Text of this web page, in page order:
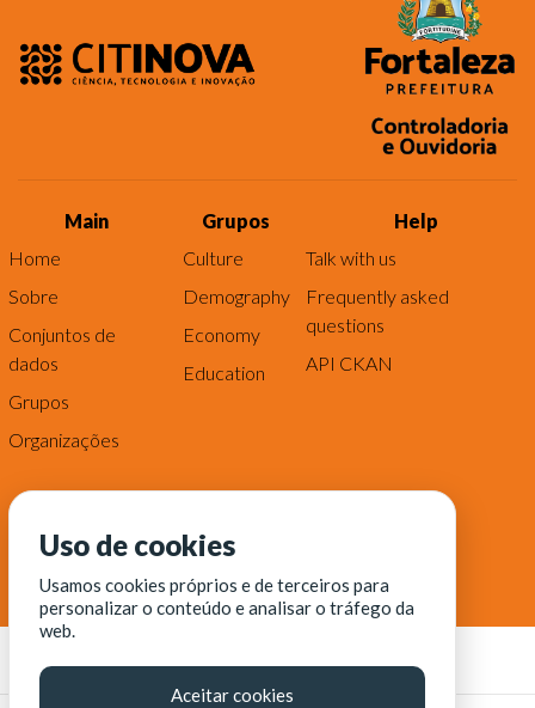
Main
Home
Sobre
Conjuntos de
dados
Grupos
Organizações
Grupos
Culture
Demography
Economy
Education
Help
Talk with us
Frequently asked
questions
API CKAN
Uso de cookies
Usamos cookies próprios e de terceiros para
personalizar o conteúdo e analisar o tráfego da
web.
Aceitar cookies